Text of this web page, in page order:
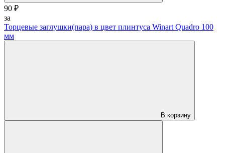
90 ₽
за
Торцевые заглушки(пара) в цвет плинтуса Winart Quadro 100
мм
В корзину